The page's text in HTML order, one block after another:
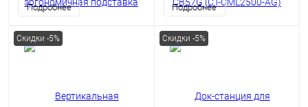
Подробнее Подробнее
Скидки -5% Скидки -5%